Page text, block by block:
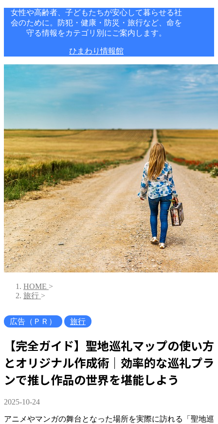
女性や高齢者、子どもたちが安心して暮らせる社
会のために。防犯・健康・防災・旅行など、命を
守る情報をカテゴリ別にご案内します。
ひまわり情報館
HOME >
旅行 >
広告（ＰＲ） 旅行
【完全ガイド】聖地巡礼マップの使い方
とオリジナル作成術｜効率的な巡礼プラ
ンで推し作品の世界を堪能しよう
2025-10-24
アニメやマンガの舞台となった場所を実際に訪れる「聖地巡